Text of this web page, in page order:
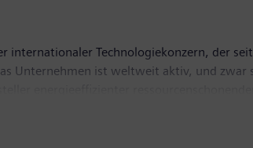
internationaler Technologiekonzern, der
Unternehmen ist weltweit aktiv, und
Pionier bei